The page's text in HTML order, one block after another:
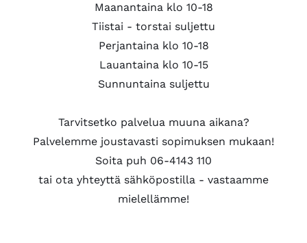
Maanantaina klo 10-18
Tiistai - torstai suljettu
Perjantaina klo 10-18
Lauantaina klo 10-15
Sunnuntaina suljettu
Tarvitsetko palvelua muuna aikana?
Palvelemme joustavasti sopimuksen mukaan!
Soita puh 06-4143 110
tai ota yhteyttä sähköpostilla - vastaamme
mielellämme!